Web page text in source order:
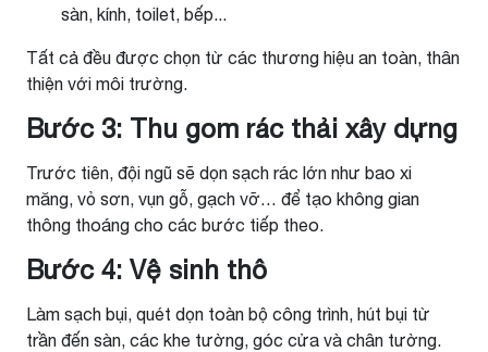
sàn, kính, toilet, bếp...
Tất cả đều được chọn từ các thương hiệu an toàn, thân
thiện với môi trường.
Bước 3: Thu gom rác thải xây dựng
Trước tiên, đội ngũ sẽ dọn sạch rác lớn như bao xi
măng, vỏ sơn, vụn gỗ, gạch vỡ… để tạo không gian
thông thoáng cho các bước tiếp theo.
Bước 4: Vệ sinh thô
Làm sạch bụi, quét dọn toàn bộ công trình, hút bụi từ
trần đến sàn, các khe tường, góc cửa và chân tường.